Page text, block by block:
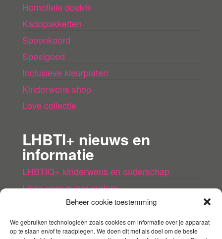
Beheer cookie toestemming
We gebruiken technologieën zoals cookies om informatie over je apparaat
op te slaan en/of te raadplegen. We doen dit met als doel om de beste
Homofiele doek®
Kadopakketten
Speenkoord
Speelgoed
Inclusieve kleurplaten
Kinderwens shop
Love collectie
LHBTI+ nieuws en
informatie
LHBTIQ+ kinderwens en ouderschap
Links voor queer ouders
LHBTI+ (kinder)boeken
Queer agenda